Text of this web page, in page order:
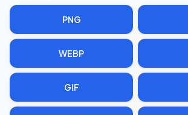
PNG
WEBP
GIF